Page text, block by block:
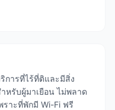
การที่ไร้ที่ติและมีสิ่ง
หรับผู้มาเยือน ไม่พลาด
าะที่พักมี Wi-Fi ฟรี